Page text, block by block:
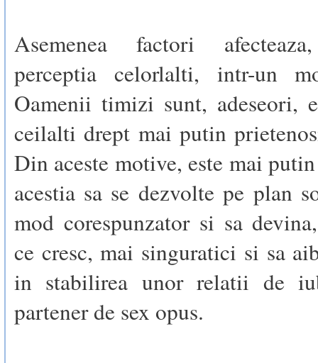
Asemenea factori
perceptia celorlalti, intr-un
Oamenii timizi sunt, adeseori,
ceilalti drept mai putin
Din aceste motive, este mai
acestia sa se dezvolte pe plan
mod corespunzator si sa
ce cresc, mai singuratici si sa
in stabilirea unor relatii de
partener de sex opus.